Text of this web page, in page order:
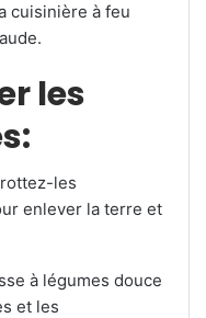
cuisinière à feu
les
les
enlever la terre et
à légumes douce
et les